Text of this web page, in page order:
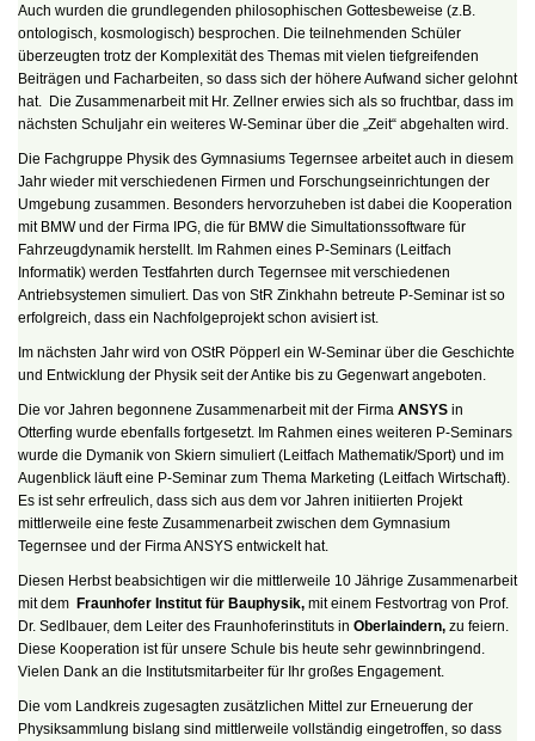
Auch wurden die grundlegenden philosophischen Gottesbeweise (z.B.
ontologisch, kosmologisch) besprochen. Die teilnehmenden Schüler
überzeugten trotz der Komplexität des Themas mit vielen tiefgreifenden
Beiträgen und Facharbeiten, so dass sich der höhere Aufwand sicher gelohnt
hat. Die Zusammenarbeit mit Hr. Zellner erwies sich als so fruchtbar, dass im
nächsten Schuljahr ein weiteres W-Seminar über die „Zeit“ abgehalten wird.
Die Fachgruppe Physik des Gymnasiums Tegernsee arbeitet auch in diesem
Jahr wieder mit verschiedenen Firmen und Forschungseinrichtungen der
Umgebung zusammen. Besonders hervorzuheben ist dabei die Kooperation
mit BMW und der Firma IPG, die für BMW die Simultationssoftware für
Fahrzeugdynamik herstellt. Im Rahmen eines P-Seminars (Leitfach
Informatik) werden Testfahrten durch Tegernsee mit verschiedenen
Antriebsystemen simuliert. Das von StR Zinkhahn betreute P-Seminar ist so
erfolgreich, dass ein Nachfolgeprojekt schon avisiert ist.
Im nächsten Jahr wird von OStR Pöpperl ein W-Seminar über die Geschichte
und Entwicklung der Physik seit der Antike bis zu Gegenwart angeboten.
Die vor Jahren begonnene Zusammenarbeit mit der Firma ANSYS in
Otterfing wurde ebenfalls fortgesetzt. Im Rahmen eines weiteren P-Seminars
wurde die Dymanik von Skiern simuliert (Leitfach Mathematik/Sport) und im
Augenblick läuft eine P-Seminar zum Thema Marketing (Leitfach Wirtschaft).
Es ist sehr erfreulich, dass sich aus dem vor Jahren initiierten Projekt
mittlerweile eine feste Zusammenarbeit zwischen dem Gymnasium
Tegernsee und der Firma ANSYS entwickelt hat.
Diesen Herbst beabsichtigen wir die mittlerweile 10 Jährige Zusammenarbeit
mit dem Fraunhofer Institut für Bauphysik, mit einem Festvortrag von Prof.
Dr. Sedlbauer, dem Leiter des Fraunhoferinstituts in Oberlaindern, zu feiern.
Diese Kooperation ist für unsere Schule bis heute sehr gewinnbringend.
Vielen Dank an die Institutsmitarbeiter für Ihr großes Engagement.
Die vom Landkreis zugesagten zusätzlichen Mittel zur Erneuerung der
Physiksammlung bislang sind mittlerweile vollständig eingetroffen, so dass